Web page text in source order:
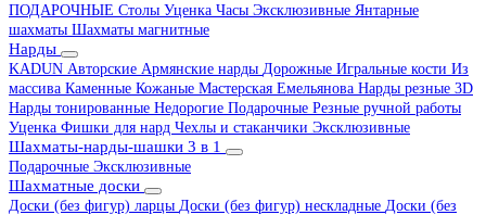
ПОДАРОЧНЫЕ Столы Уценка Часы Эксклюзивные Янтарные
шахматы Шахматы магнитные
Нарды
KADUN Авторские Армянские нарды Дорожные Игральные кости Из
массива Каменные Кожаные Мастерская Емельянова Нарды резные 3D
Нарды тонированные Недорогие Подарочные Резные ручной работы
Уценка Фишки для нард Чехлы и стаканчики Эксклюзивные
Шахматы-нарды-шашки 3 в 1
Подарочные Эксклюзивные
Шахматные доски
Доски (без фигур) ларцы Доски (без фигур) нескладные Доски (без